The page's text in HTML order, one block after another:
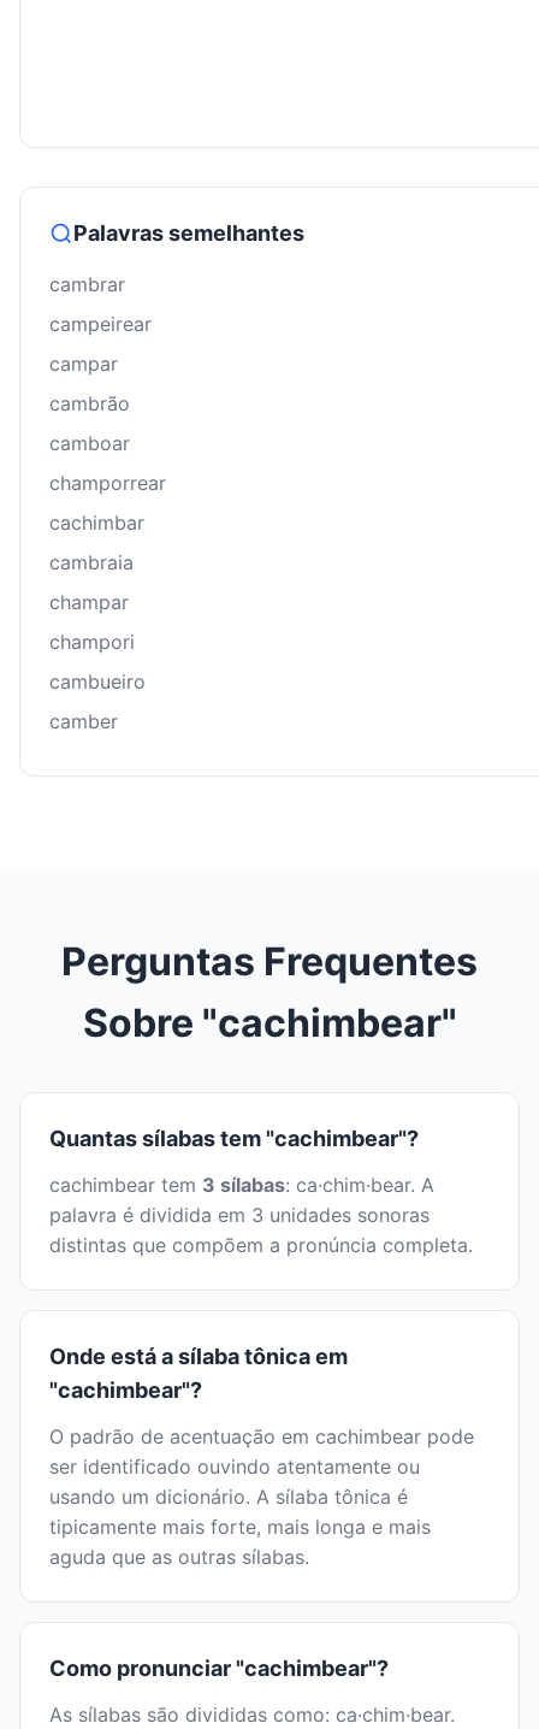
Palavras semelhantes
cambrar
campeirear
campar
cambrão
camboar
champorrear
cachimbar
cambraia
champar
champori
cambueiro
camber
Perguntas Frequentes
Sobre "cachimbear"
Quantas sílabas tem "cachimbear"?
cachimbear tem 3 sílabas: ca·chim·bear. A
palavra é dividida em 3 unidades sonoras
distintas que compõem a pronúncia completa.
Onde está a sílaba tônica em
"cachimbear"?
O padrão de acentuação em cachimbear pode
ser identificado ouvindo atentamente ou
usando um dicionário. A sílaba tônica é
tipicamente mais forte, mais longa e mais
aguda que as outras sílabas.
Como pronunciar "cachimbear"?
As sílabas são divididas como: ca·chim·bear.